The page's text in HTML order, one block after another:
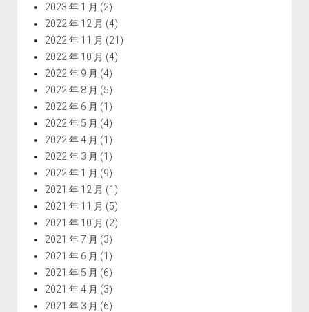
2023 年 1 月 (2)
2022 年 12 月 (4)
2022 年 11 月 (21)
2022 年 10 月 (4)
2022 年 9 月 (4)
2022 年 8 月 (5)
2022 年 6 月 (1)
2022 年 5 月 (4)
2022 年 4 月 (1)
2022 年 3 月 (1)
2022 年 1 月 (9)
2021 年 12 月 (1)
2021 年 11 月 (5)
2021 年 10 月 (2)
2021 年 7 月 (3)
2021 年 6 月 (1)
2021 年 5 月 (6)
2021 年 4 月 (3)
2021 年 3 月 (6)